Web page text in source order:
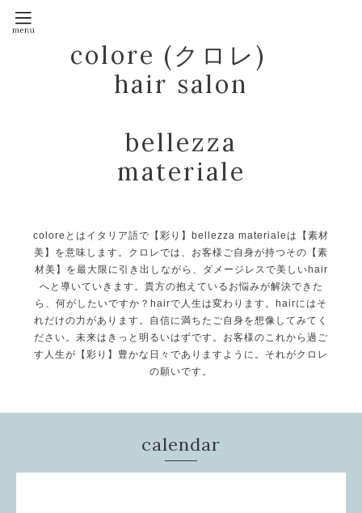
colore (クロレ)
hair salon
bellezza
materiale
coloreとはイタリア語で【彩り】bellezza materialeは【素材
美】を意味します。クロレでは、お客様ご自身が持つその【素
材美】を最大限に引き出しながら、ダメージレスで美しいhair
へと導いていきます。貴方の抱えているお悩みが解決できた
ら、何がしたいですか？hairで人生は変わります。hairにはそ
れだけの力があります。自信に満ちたご自身を想像してみてく
ださい。未来はきっと明るいはずです。お客様のこれから過ご
す人生が【彩り】豊かな日々でありますように。それがクロレ
の願いです。
calendar